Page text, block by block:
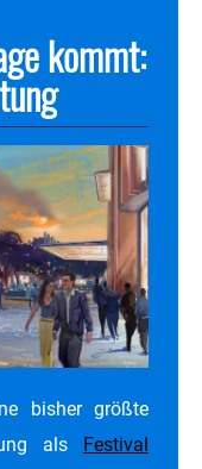
kommt:
bisher größte
als
Festival